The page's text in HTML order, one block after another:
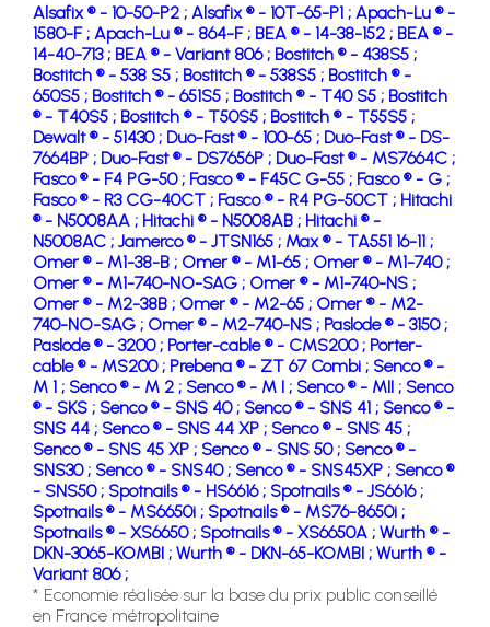
Alsafix ® - 10-50-P2 ; Alsafix ® - 10T-65-P1 ; Apach-Lu ® -
1580-F ; Apach-Lu ® - 864-F ; BEA ® - 14-38-152 ; BEA ® -
14-40-713 ; BEA ® - Variant 806 ; Bostitch ® - 438S5 ;
Bostitch ® - 538 S5 ; Bostitch ® - 538S5 ; Bostitch ® -
650S5 ; Bostitch ® - 651S5 ; Bostitch ® - T40 S5 ; Bostitch
® - T40S5 ; Bostitch ® - T50S5 ; Bostitch ® - T55S5 ;
Dewalt ® - 51430 ; Duo-Fast ® - 100-65 ; Duo-Fast ® - DS-
7664BP ; Duo-Fast ® - DS7656P ; Duo-Fast ® - MS7664C ;
Fasco ® - F4 PG-50 ; Fasco ® - F45C G-55 ; Fasco ® - G ;
Fasco ® - R3 CG-40CT ; Fasco ® - R4 PG-50CT ; Hitachi
® - N5008AA ; Hitachi ® - N5008AB ; Hitachi ® -
N5008AC ; Jamerco ® - JTSN165 ; Max ® - TA551 16-11 ;
Omer ® - M1-38-B ; Omer ® - M1-65 ; Omer ® - M1-740 ;
Omer ® - M1-740-NO-SAG ; Omer ® - M1-740-NS ;
Omer ® - M2-38B ; Omer ® - M2-65 ; Omer ® - M2-
740-NO-SAG ; Omer ® - M2-740-NS ; Paslode ® - 3150 ;
Paslode ® - 3200 ; Porter-cable ® - CMS200 ; Porter-
cable ® - MS200 ; Prebena ® - ZT 67 Combi ; Senco ® -
M 1 ; Senco ® - M 2 ; Senco ® - M I ; Senco ® - MII ; Senco
® - SKS ; Senco ® - SNS 40 ; Senco ® - SNS 41 ; Senco ® -
SNS 44 ; Senco ® - SNS 44 XP ; Senco ® - SNS 45 ;
Senco ® - SNS 45 XP ; Senco ® - SNS 50 ; Senco ® -
SNS30 ; Senco ® - SNS40 ; Senco ® - SNS45XP ; Senco ®
- SNS50 ; Spotnails ® - HS6616 ; Spotnails ® - JS6616 ;
Spotnails ® - MS6650i ; Spotnails ® - MS76-8650i ;
Spotnails ® - XS6650 ; Spotnails ® - XS6650A ; Wurth ® -
DKN-3065-KOMBI ; Wurth ® - DKN-65-KOMBI ; Wurth ® -
Variant 806 ;
* Economie réalisée sur la base du prix public conseillé
en France métropolitaine